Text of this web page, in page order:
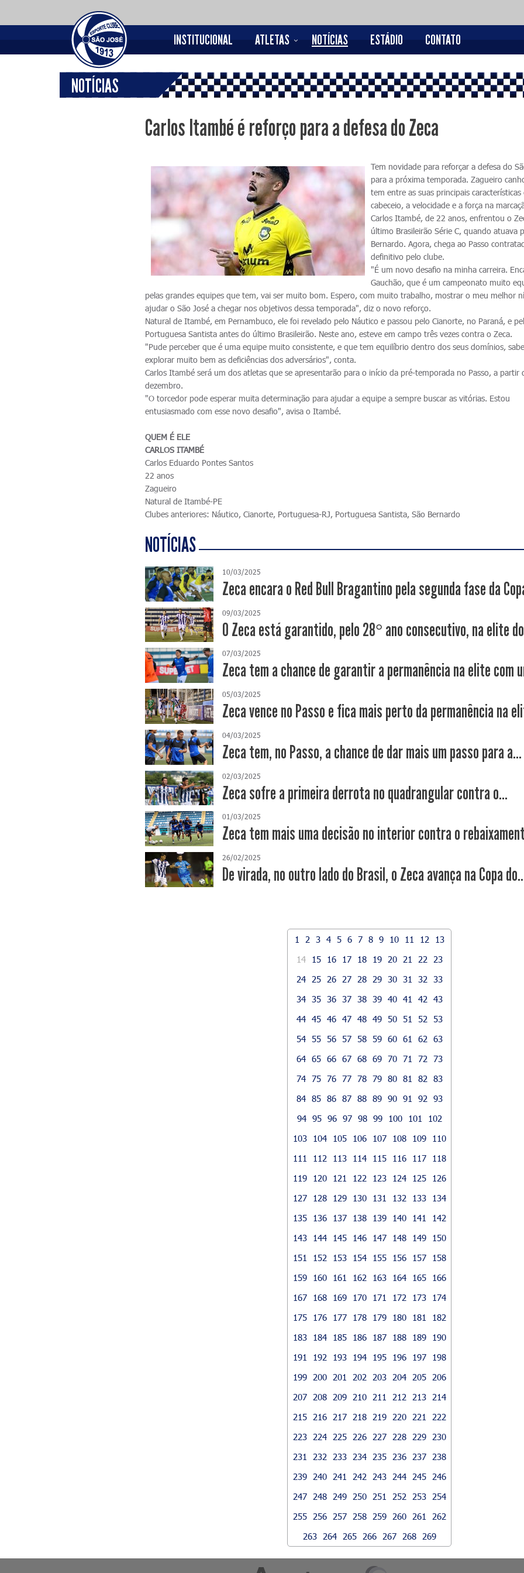
INSTITUCIONAL ATLETAS NOTÍCIAS ESTÁDIO CONTATO
NOTÍCIAS
Carlos Itambé é reforço para a defesa do Zeca
Tem novidade para reforçar a defesa do
para a próxima temporada. Zagueiro
tem entre as suas principais características
cabeceio, a velocidade e a força na
Carlos Itambé, de 22 anos, enfrentou o
último Brasileirão Série C, quando atuava
Bernardo. Agora, chega ao Passo
definitivo pelo clube.
"É um novo desafio na minha carreira.
Gauchão, que é um campeonato muito
pelas grandes equipes que tem, vai ser muito bom. Espero, com muito trabalho, mostrar o meu melhor
ajudar o São José a chegar nos objetivos dessa temporada", diz o novo reforço.
Natural de Itambé, em Pernambuco, ele foi revelado pelo Náutico e passou pelo Cianorte, no Paraná, e
Portuguesa Santista antes do último Brasileirão. Neste ano, esteve em campo três vezes contra o Zeca.
"Pude perceber que é uma equipe muito consistente, e que tem equilíbrio dentro dos seus domínios,
explorar muito bem as deficiências dos adversários", conta.
Carlos Itambé será um dos atletas que se apresentarão para o início da pré-temporada no Passo, a partir
dezembro.
"O torcedor pode esperar muita determinação para ajudar a equipe a sempre buscar as vitórias. Estou
entusiasmado com esse novo desafio", avisa o Itambé.
QUEM É ELE
CARLOS ITAMBÉ
Carlos Eduardo Pontes Santos
22 anos
Zagueiro
Natural de Itambé-PE
Clubes anteriores: Náutico, Cianorte, Portuguesa-RJ, Portuguesa Santista, São Bernardo
NOTÍCIAS
10/03/2025
Zeca encara o Red Bull Bragantino pela segunda fase da
09/03/2025
O Zeca está garantido, pelo 28° ano consecutivo, na elite
07/03/2025
Zeca tem a chance de garantir a permanência na elite com
05/03/2025
Zeca vence no Passo e fica mais perto da permanência na
04/03/2025
Zeca tem, no Passo, a chance de dar mais um passo para a...
02/03/2025
Zeca sofre a primeira derrota no quadrangular contra o...
01/03/2025
Zeca tem mais uma decisão no interior contra o
26/02/2025
De virada, no outro lado do Brasil, o Zeca avança na Copa
1 2 3 4 5 6 7 8 9 10 11 12
13
14
15 16 17 18 19 20 21 22
23
24
25 26 27 28 29 30 31 32
33
34 35 36 37 38 39 40 41 42
43
44 45 46 47 48 49 50 51 52
53
54 55 56 57 58 59 60 61 62
63
64 65 66 67 68 69 70 71 72
73
74 75 76 77 78 79 80 81 82
83
84 85 86 87 88 89 90 91 92
93
94 95 96 97 98 99 100 101
102
103
104 105 106 107 108 109
110
111
112 113 114 115 116 117
118
119
120 121 122 123 124 125
126
127
128 129 130 131 132 133
134
135
136 137 138 139 140 141
142
143
144 145 146 147 148 149
150
151
152 153 154 155 156 157
158
159
160 161 162 163 164 165
166
167
168 169 170 171 172 173
174
175
176 177 178 179 180 181
182
183
184 185 186 187 188 189
190
191
192 193 194 195 196 197
198
199
200 201 202 203 204 205
206
207
208 209 210 211 212 213
214
215
216 217 218 219 220 221
222
223
224 225 226 227 228 229
230
231
232 233 234 235 236 237
238
239
240 241 242 243 244 245
246
247
248 249 250 251 252 253
254
255
256 257 258 259 260 261
262
263
264 265 266 267 268 269